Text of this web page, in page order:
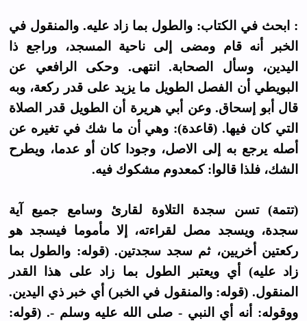
: ابحث في الكتاب: والطول بما زاد عليه. والمنقول في
الخبر أنه قام ومضى إلى ناحية المسجد، وراجع ذا
اليدين، وسأل الصحابة. انتهى. وحكى الرافعي عن
البويطي أن الفصل الطويل ما يزيد على قدر ركعة، وبه
قال أبو إسحاق. وعن أبي هريرة أن الطويل قدر الصلاة
التي كان فيها. (قاعدة): وهي أن ما شك في تغيره عن
أصله يرجع به إلى الاصل، وجودا كان أو عدما، ويطرح
الشك، فلذا قالوا: كمعدوم مشكوك فيه.
(تتمة) تسن سجدة التلاوة لقارئ وسامع جميع آية
سجدة، ويسجد مصل لقراءته، إلا مأموما فيسجد هو
ركعتين أخريين، ثم سجد سجدتين. (قوله: والطول بما
زاد عليه) أي ويعتبر الطول بما زاد على هذا القدر
المنقول. (قوله: والمنقول في الخبر) أي خبر ذي اليدين.
ووقوله: أنه أي النبي - صلى الله عليه وسلم -. (قوله: